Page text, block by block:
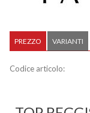
PREZZO VARIANTI
Codice articolo: